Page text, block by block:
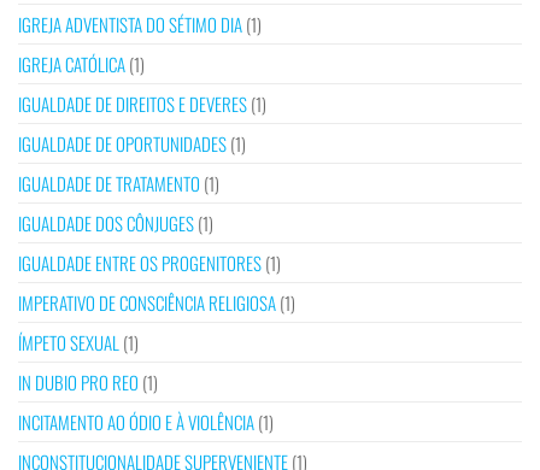
IGREJA ADVENTISTA DO SÉTIMO DIA(1)
IGREJA CATÓLICA(1)
IGUALDADE DE DIREITOS E DEVERES(1)
IGUALDADE DE OPORTUNIDADES(1)
IGUALDADE DE TRATAMENTO (1)
IGUALDADE DOS CÔNJUGES(1)
IGUALDADE ENTRE OS PROGENITORES(1)
IMPERATIVO DE CONSCIÊNCIA RELIGIOSA(1)
ÍMPETO SEXUAL (1)
IN DUBIO PRO REO (1)
INCITAMENTO AO ÓDIO E À VIOLÊNCIA(1)
INCONSTITUCIONALIDADE SUPERVENIENTE(1)